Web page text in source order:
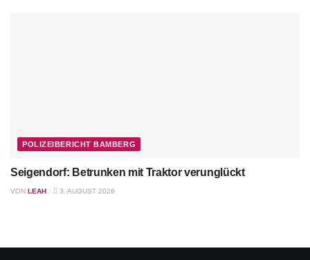
POLIZEIBERICHT BAMBERG
Seigendorf: Betrunken mit Traktor verunglückt
VON LEAH 3. AUGUST 2026